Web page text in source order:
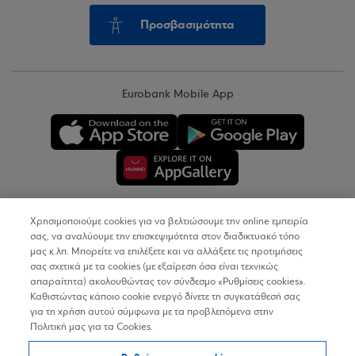
Προσβασιμότητα
Eurobank Mobile App
Copyright © 2026
Όροι Χρήσης
Προσωπικά Δεδομένα στον Διαδικτυακό Τόπο
Χρησιμοποιούμε cookies για να βελτιώσουμε την online εμπειρία
σας, να αναλύουμε την επισκεψιμότητα στον διαδικτυακό τόπο
μας κ.λπ. Μπορείτε να επιλέξετε και να αλλάξετε τις προτιμήσεις
σας σχετικά με τα cookies (με εξαίρεση όσα είναι τεχνικώς
απαραίτητα) ακολουθώντας τον σύνδεσμο «Ρυθμίσεις cookies».
Καθιστώντας κάποιο cookie ενεργό δίνετε τη συγκατάθεσή σας
για τη χρήση αυτού σύμφωνα με τα προβλεπόμενα στην
Πολιτική μας για τα Cookies.